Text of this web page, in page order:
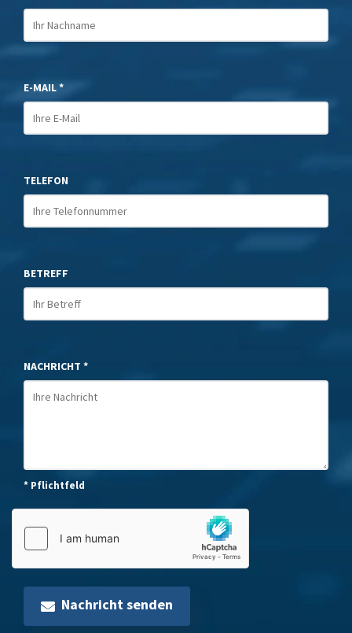
E-MAIL *
TELEFON
BETREFF
NACHRICHT *
* Pflichtfeld
Nachricht senden